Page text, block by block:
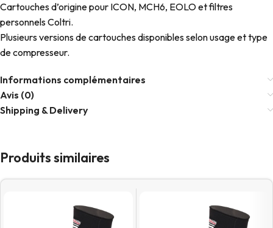
Cartouches d’origine pour ICON, MCH6, EOLO et filtres
personnels Coltri.
Plusieurs versions de cartouches disponibles selon usage et type
de compresseur.
Informations complémentaires
Avis (0)
Shipping & Delivery
Produits similaires